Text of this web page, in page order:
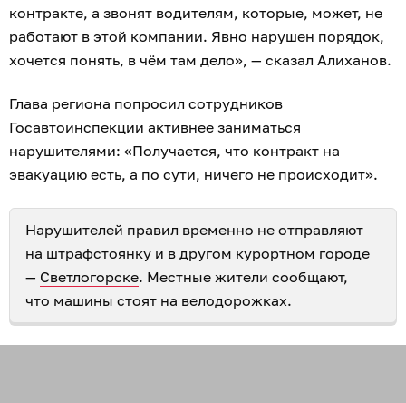
контракте, а звонят водителям, которые, может, не
работают в этой компании. Явно нарушен порядок,
хочется понять, в чём там дело», — сказал Алиханов.
Глава региона попросил сотрудников
Госавтоинспекции активнее заниматься
нарушителями: «Получается, что контракт на
эвакуацию есть, а по сути, ничего не происходит».
Нарушителей правил временно не отправляют
на штрафстоянку и в другом курортном городе
— Светлогорске. Местные жители сообщают,
что машины стоят на велодорожках.